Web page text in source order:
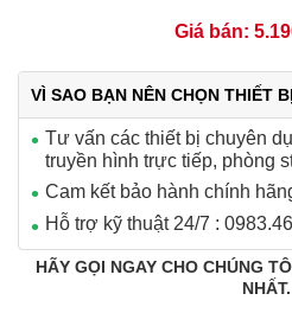
Giá bán:
VÌ SAO BẠN NÊN CHỌN THIẾT
Tư vấn các thiết bị chuyên
truyền hình trực tiếp, phòng
Cam kết bảo hành chính
Hỗ trợ kỹ thuật 24/7 :
HÃY GỌI NGAY CHO CHÚNG
NHẤT.